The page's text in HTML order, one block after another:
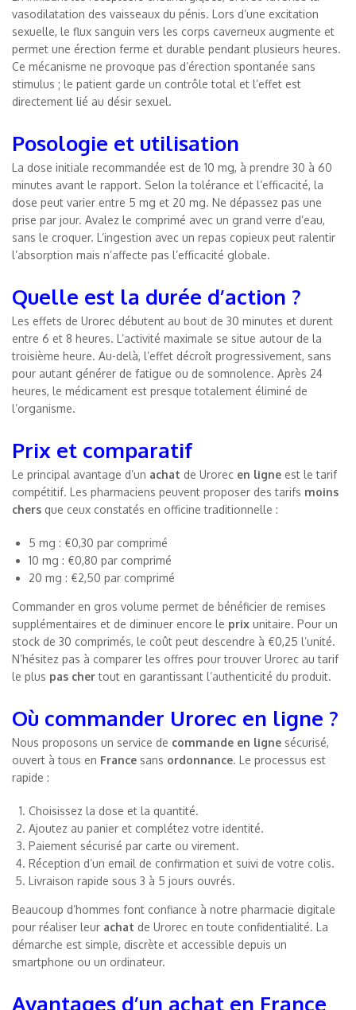
vasodilatation des vaisseaux du pénis. Lors d’une excitation
sexuelle, le flux sanguin vers les corps caverneux augmente et
permet une érection ferme et durable pendant plusieurs heures.
Ce mécanisme ne provoque pas d’érection spontanée sans
stimulus ; le patient garde un contrôle total et l’effet est
directement lié au désir sexuel.
Posologie et utilisation
La dose initiale recommandée est de 10 mg, à prendre 30 à 60
minutes avant le rapport. Selon la tolérance et l’efficacité, la
dose peut varier entre 5 mg et 20 mg. Ne dépassez pas une
prise par jour. Avalez le comprimé avec un grand verre d’eau,
sans le croquer. L’ingestion avec un repas copieux peut ralentir
l’absorption mais n’affecte pas l’efficacité globale.
Quelle est la durée d’action ?
Les effets de Urorec débutent au bout de 30 minutes et durent
entre 6 et 8 heures. L’activité maximale se situe autour de la
troisième heure. Au-delà, l’effet décroît progressivement, sans
pour autant générer de fatigue ou de somnolence. Après 24
heures, le médicament est presque totalement éliminé de
l’organisme.
Prix et comparatif
Le principal avantage d’un achat de Urorec en ligne est le tarif
compétitif. Les pharmaciens peuvent proposer des tarifs moins
chers que ceux constatés en officine traditionnelle :
5 mg : €0,30 par comprimé
10 mg : €0,80 par comprimé
20 mg : €2,50 par comprimé
Commander en gros volume permet de bénéficier de remises
supplémentaires et de diminuer encore le prix unitaire. Pour un
stock de 30 comprimés, le coût peut descendre à €0,25 l’unité.
N’hésitez pas à comparer les offres pour trouver Urorec au tarif
le plus pas chertout en garantissant l’authenticité du produit.
Où commander Urorec en ligne ?
Nous proposons un service de commande en ligne sécurisé,
ouvert à tous en France sans ordonnance. Le processus est
rapide :
Choisissez la dose et la quantité.
Ajoutez au panier et complétez votre identité.
Paiement sécurisé par carte ou virement.
Réception d’un email de confirmation et suivi de votre colis.
Livraison rapide sous 3 à 5 jours ouvrés.
Beaucoup d’hommes font confiance à notre pharmacie digitale
pour réaliser leur achat de Urorec en toute confidentialité. La
démarche est simple, discrète et accessible depuis un
smartphone ou un ordinateur.
Avantages d’un achat en France